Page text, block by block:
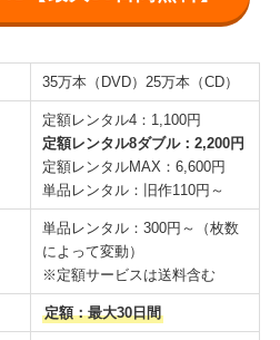
35万本（DVD）25万本（CD）
定額レンタル4：1,100円
定額レンタル8ダブル：2,200円
定額レンタルMAX：6,600円
単品レンタル：旧作110円～
単品レンタル：300円～（枚数
によって変動）
※定額サービスは送料含む
定額：最大30日間